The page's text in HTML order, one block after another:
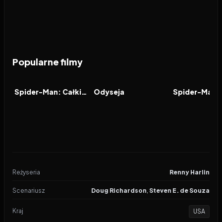
Popularne filmy
FILM Spider-Man: Całkiem nowy dzień FILM
Odyseja FILM
Reżyseria Renny Harlin
Scenariusz Doug Richardson, Steven E. de Souza
Kraj USA